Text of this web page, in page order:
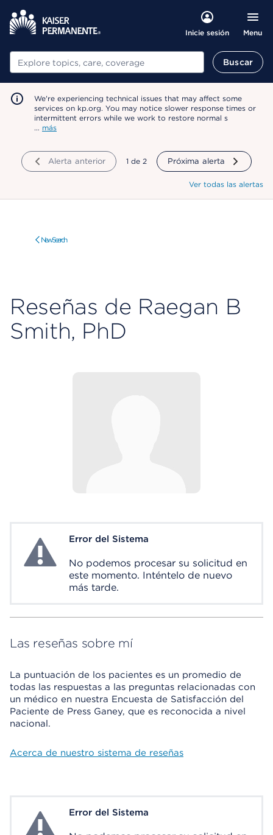
Inicie sesión Menu
Buscar Buscar
We're experiencing technical issues that may affect some
services on kp.org. You may notice slower response times or
intermittent errors while we work to restore normal s
… más
Alerta anterior mostrando
1 de 2 Próxima alerta
Ver todas las alertas
New Search
Reseñas de Raegan B
Smith, PhD
System ErrorError del Sistema
No podemos procesar su solicitud en
este momento. Inténtelo de nuevo
más tarde.
Las reseñas sobre mí
La puntuación de los pacientes es un promedio de
todas las respuestas a las preguntas relacionadas con
un médico en nuestra Encuesta de Satisfacción del
Paciente de Press Ganey, que es reconocida a nivel
nacional.
Acerca de nuestro sistema de reseñas
System ErrorError del Sistema